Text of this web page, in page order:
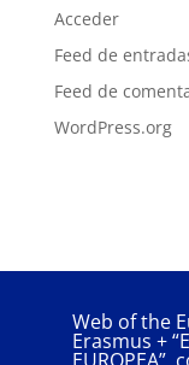
Acceder
Feed de
Feed de
WordPress.org
Web of the
Erasmus +